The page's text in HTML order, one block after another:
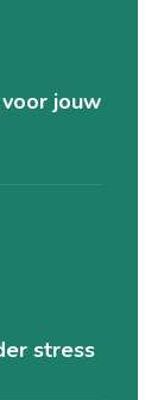
jouw
stress